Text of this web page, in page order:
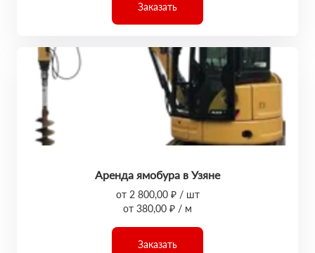
Заказать
Аренда ямобура в Узяне
от 2 800,00 ₽ / шт
от 380,00 ₽ / м
Заказать